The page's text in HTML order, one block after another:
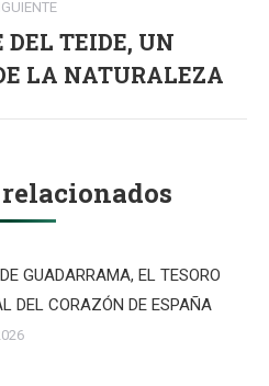
Publicación
siguiente:
TEIDE, UN
LA NATURALEZA
GUADARRAMA, EL TESORO
DEL CORAZÓN DE ESPAÑA